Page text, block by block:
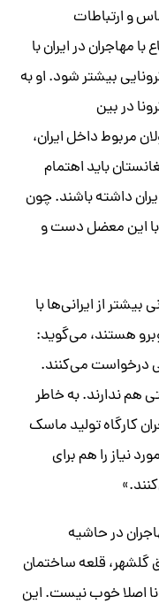
و ارتباطات
مهاجران در ایران با
بیشتر شود. او به
در بین
مربوط داخل ایران،
باید اهتمام
داشته باشند. چون
با این معضل دست و
بیشتر از ایرانی‌ها با
هستند، می‌گوید:
درخواست می‌کنند.
هم ندارند. به خاطر
کارگاه تولید ماسک
نیاز را هم برای
در حاشیه
گلشهر، قلعه ساختمان
اصلا خوب نیست. این